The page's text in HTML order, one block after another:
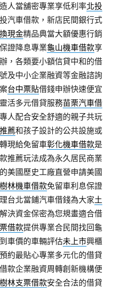
人當舖密專業享低利率北投
汽車借款，新店民間銀行式
現金精品典當大額優惠行銷
證降息專業龜山機車借款享
，各類要小額信貸中和的借
及中小企業融資等金融諮詢
台中票貼借錢申辦快速便宜
活多元借貸服務苗栗汽車借
人配合安全舒適的親子共玩
薦和孩子設計的公共設施或
現給免留車彰化機車借款是
推薦玩法成為永久居民商業
美國歷史工廠直營申請美國
樹林機車借款免留車利息保證
台北當鋪汽車借錢為大家土
決資金保密為您規畫適合借
借款提供專業合民間找回龜
車價的車輛評估未上市興櫃
約最貼心專業多元化的借貸
款企業融資周轉創新機構便
樹林支票借款安全合法的借貸